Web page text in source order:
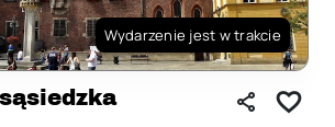
Wydarzenie jest w trakcie